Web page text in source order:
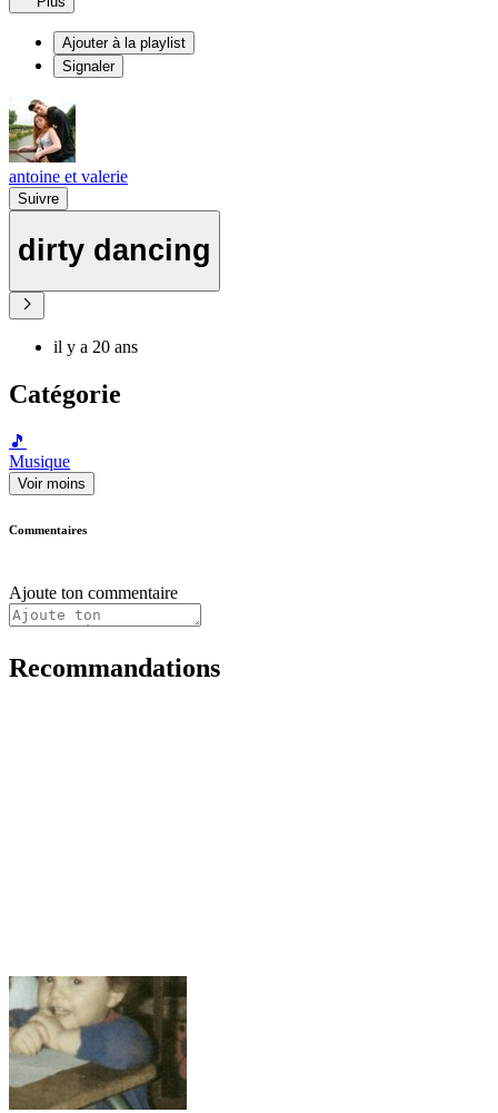
Ajouter à la playlist
Signaler
antoine et valerie
Suivre
dirty dancing
il y a 20 ans
Catégorie
🎵
Musique
Voir moins
Commentaires
Ajoute ton commentaire
Recommandations